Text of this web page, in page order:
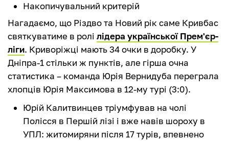
Накопичувальний критерій
Нагадаємо, що Різдво та Новий рік саме Кривбас
святкуватиме в ролі лідера української Прем'єр-
ліги. Криворіжці мають 34 очки в доробку. У
Дніпра-1 стільки ж пунктів, але гірша очна
статистика – команда Юрія Вернидуба переграла
хлопців Юрія Максимова в 12-му турі (3:0).
Юрій Калитвинцев тріумфував на чолі
Полісся в Першій лізі і вже навів шороху в
УПЛ: житомиряни після 17 турів, впевнено